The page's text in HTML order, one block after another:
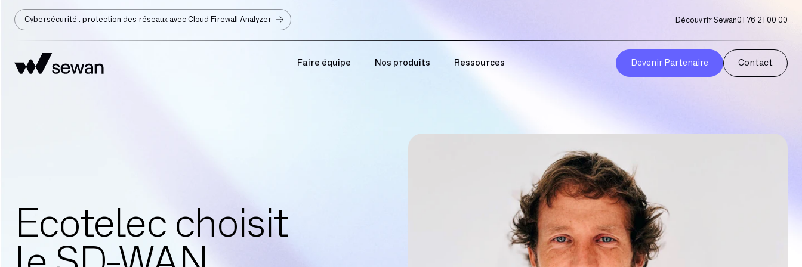
Cybersécurité : protection des réseaux avec Cloud Firewall Analyzer Découvrir Sewan01 76 21 00 00
Faire équipe Nos produits Ressources Devenir Partenaire Contact
Ecotelec choisit